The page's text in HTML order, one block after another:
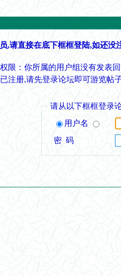
,请直接在底下框框登陆,如还没
限：你所属的用户组没有发表
注册,请先登录论坛即可游览帖
请从以下框框登录
用户名
密 码